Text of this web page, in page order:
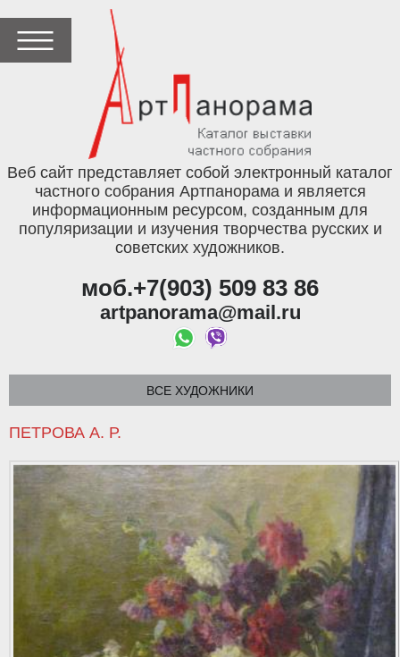
Веб сайт представляет собой электронный каталог
частного собрания Артпанорама и является
информационным ресурсом, созданным для
популяризации и изучения творчества русских и
советских художников.
моб.+7(903) 509 83 86
artpanorama@mail.ru
ВСЕ ХУДОЖНИКИ
ПЕТРОВА А. Р.